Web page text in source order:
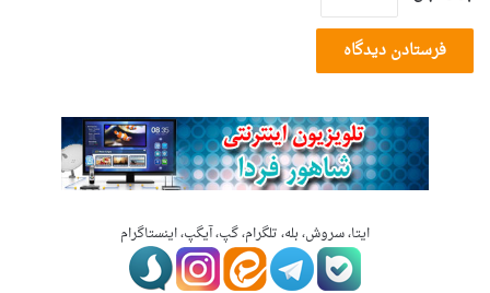
ایتا، سروش، بله، تلگرام، گپ، آیگپ، اینستاگرام